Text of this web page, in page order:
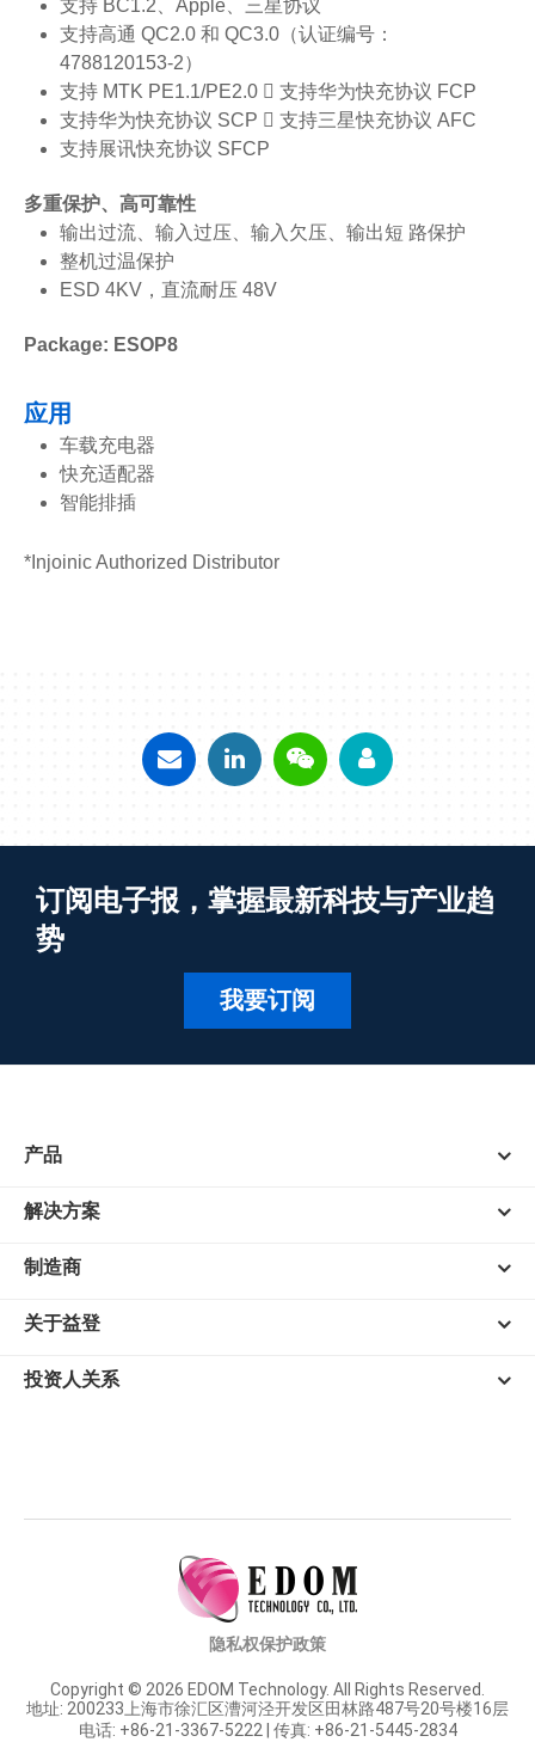
支持 BC1.2、Apple、三星协议
支持高通 QC2.0 和 QC3.0（认证编号：
4788120153-2）
支持 MTK PE1.1/PE2.0  支持华为快充协议 FCP
支持华为快充协议 SCP  支持三星快充协议 AFC
支持展讯快充协议 SFCP
多重保护、高可靠性
输出过流、输入过压、输入欠压、输出短 路保护
整机过温保护
ESD 4KV，直流耐压 48V
Package: ESOP8
应用
车载充电器
快充适配器
智能排插
*Injoinic Authorized Distributor
订阅电子报，掌握最新科技与产业趋
势
我要订阅
产品
解决方案
制造商
关于益登
投资人关系
Copyright © 2026 EDOM Technology. All Rights Reserved.
地址: 200233上海市徐汇区漕河泾开发区田林路487号20号楼16层
电话: +86-21-3367-5222 | 传真: +86-21-5445-2834
隐私权保护政策